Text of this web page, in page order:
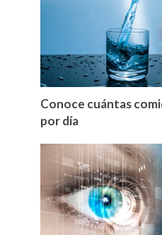
Conoce cuántas
por día